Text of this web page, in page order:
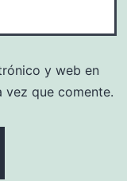
y web en
vez que comente.